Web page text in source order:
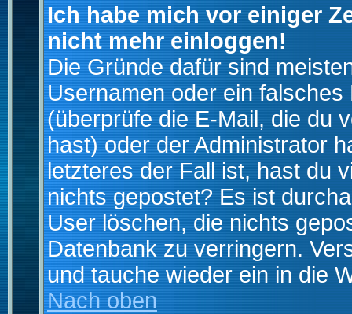
Ich habe mich vor einiger
nicht mehr einloggen!
Die Gründe dafür sind
Usernamen oder ein
(überprüfe die E-Mail, die du
hast) oder der Administrator
letzteres der Fall ist, hast du
nichts gepostet? Es ist
User löschen, die nichts
Datenbank zu verringern.
und tauche wieder ein in die
Nach oben